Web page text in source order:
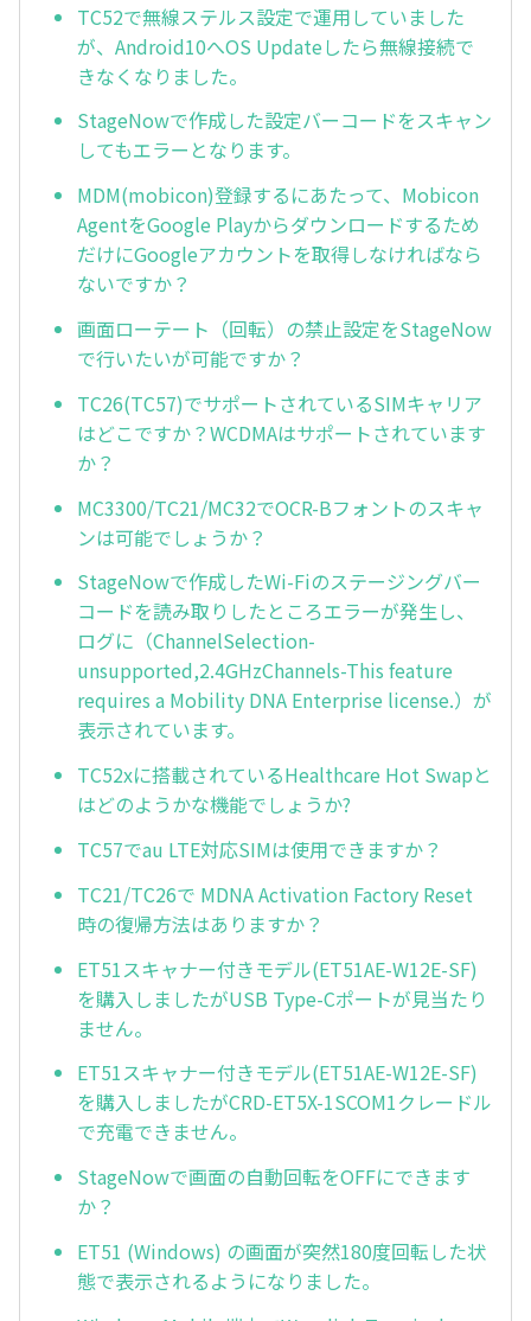
TC52で無線ステルス設定で運用していました
が、Android10へOS Updateしたら無線接続で
きなくなりました。
StageNowで作成した設定バーコードをスキャン
してもエラーとなります。
MDM(mobicon)登録するにあたって、Mobicon
AgentをGoogle Playからダウンロードするため
だけにGoogleアカウントを取得しなければなら
ないですか？
画面ローテート（回転）の禁止設定をStageNow
で行いたいが可能ですか？
TC26(TC57)でサポートされているSIMキャリア
はどこですか？WCDMAはサポートされています
か？
MC3300/TC21/MC32でOCR-Bフォントのスキャ
ンは可能でしょうか？
StageNowで作成したWi-Fiのステージングバー
コードを読み取りしたところエラーが発生し、
ログに（ChannelSelection-
unsupported,2.4GHzChannels-This feature
requires a Mobility DNA Enterprise license.）が
表示されています。
TC52xに搭載されているHealthcare Hot Swapと
はどのようかな機能でしょうか?
TC57でau LTE対応SIMは使用できますか？
TC21/TC26で MDNA Activation Factory Reset
時の復帰方法はありますか？
ET51スキャナー付きモデル(ET51AE-W12E-SF)
を購入しましたがUSB Type-Cポートが見当たり
ません。
ET51スキャナー付きモデル(ET51AE-W12E-SF)
を購入しましたがCRD-ET5X-1SCOM1クレードル
で充電できません。
StageNowで画面の自動回転をOFFにできます
か？
ET51 (Windows) の画面が突然180度回転した状
態で表示されるようになりました。